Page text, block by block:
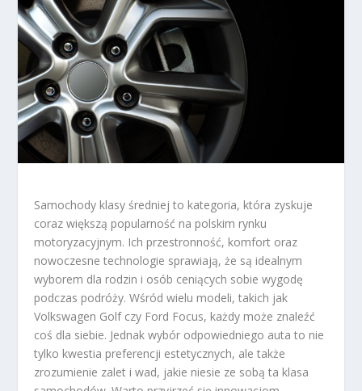
Samochody klasy średniej to kategoria, która zyskuje
coraz większą popularność na polskim rynku
motoryzacyjnym. Ich przestronność, komfort oraz
nowoczesne technologie sprawiają, że są idealnym
wyborem dla rodzin i osób ceniących sobie wygodę
podczas podróży. Wśród wielu modeli, takich jak
Volkswagen Golf czy Ford Focus, każdy może znaleźć
coś dla siebie. Jednak wybór odpowiedniego auta to nie
tylko kwestia preferencji estetycznych, ale także
zrozumienie zalet i wad, jakie niesie ze sobą ta klasa